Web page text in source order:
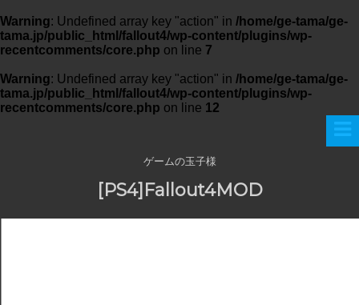
Warning: Undefined array key "action" in /home/ge-tama/ge-
tama.jp/public_html/fallout4/wp-content/plugins/wp-
recentcomments/core.php on line 7
Warning: Undefined array key "action" in /home/ge-tama/ge-
tama.jp/public_html/fallout4/wp-content/plugins/wp-
recentcomments/core.php on line 12
ゲームの玉子様
[PS4]Fallout4MOD